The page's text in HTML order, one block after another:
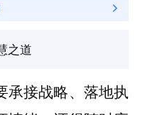
之道
承接战略、落地执